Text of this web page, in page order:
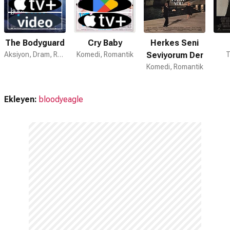
The Bodyguard
Aksiyon, Dram, Romantik
Cry Baby
Komedi, Romantik
Herkes Seni
Seviyorum Der
Komedi, Romantik
Ekleyen: bloodyeagle